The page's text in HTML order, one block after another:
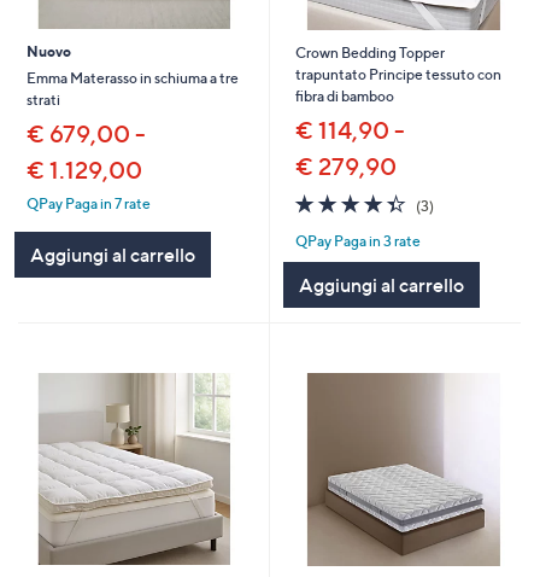
Nuovo
Emma Materasso in schiuma a tre
strati
€ 679,00 -
€ 1.129,00
QPay Paga in 7 rate
Aggiungi al carrello
Crown Bedding Topper
trapuntato Principe tessuto con
fibra di bamboo
€ 114,90 -
€ 279,90
4.3
of
5
Stars
(3)3
QPay Paga in 3 rate
Aggiungi al carrello